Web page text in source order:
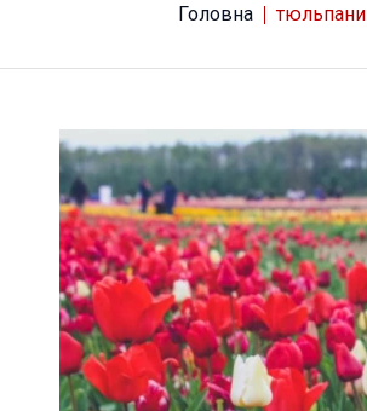
Головна тюльпани